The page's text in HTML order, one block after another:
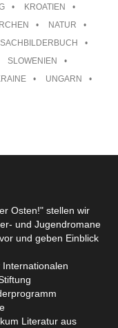
KROATIEN
NATUR
SACHBILDERBUCH
SLOWENIEN
UNGARN
Osten!" stellen wir
und Jugendromane
und geben Einblick
Literatur aus